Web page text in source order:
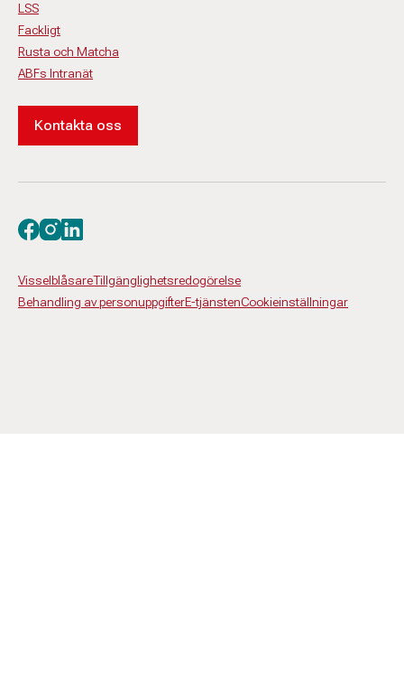
LSS
Fackligt
Rusta och Matcha
ABFs Intranät
Kontakta oss
VisselblåsareTillgänglighetsredogörelse
Behandling av personuppgifterE-tjänstenCookieinställningar
Besök oss på facebook
Besök oss på instagram
Besök oss på linkedin